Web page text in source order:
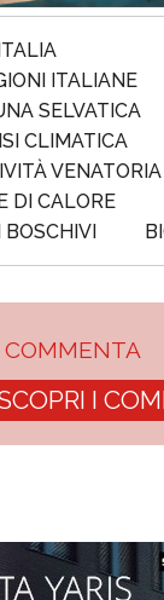
ITALIANE
SELVATICA
CLIMATICA
VENATORIA
DI CALORE
BOSCHIVI
COMMENTA
I